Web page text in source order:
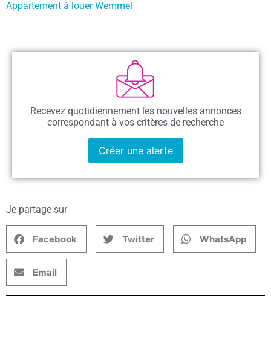
Appartement à louer Wemmel
Recevez quotidiennement les nouvelles annonces
correspondant à vos critères de recherche
Créer une alerte
Je partage sur
Facebook Twitter WhatsApp
Email